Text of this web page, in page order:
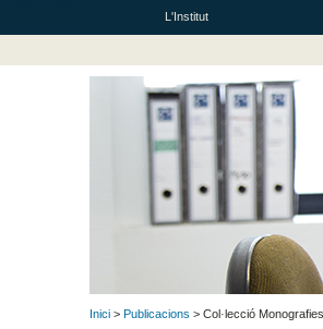
L'Institut
Inici > Publicacions > Col·lecció